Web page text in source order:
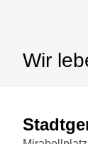
Wir